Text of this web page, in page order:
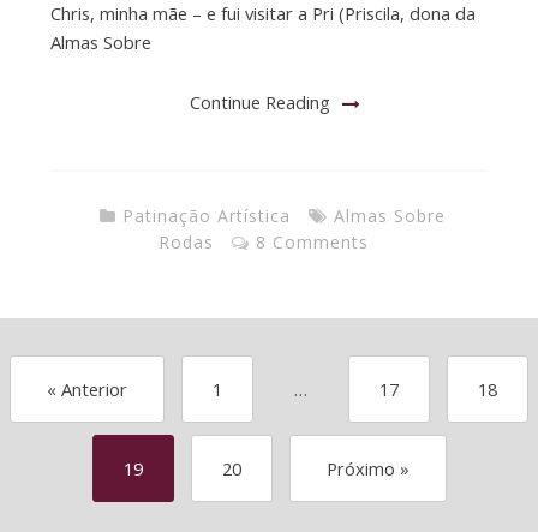
Chris, minha mãe – e fui visitar a Pri (Priscila, dona da
Almas Sobre
Continue Reading
Patinação Artística
Almas Sobre
Rodas
8 Comments
« Anterior 1 … 17 18
19 20 Próximo »